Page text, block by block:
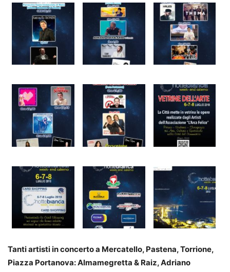
Tanti artisti in concerto a Mercatello, Pastena, Torrione,
Piazza Portanova: Almamegretta & Raiz, Adriano